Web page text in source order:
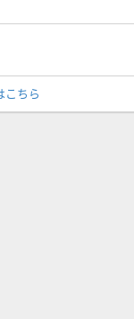
こちら